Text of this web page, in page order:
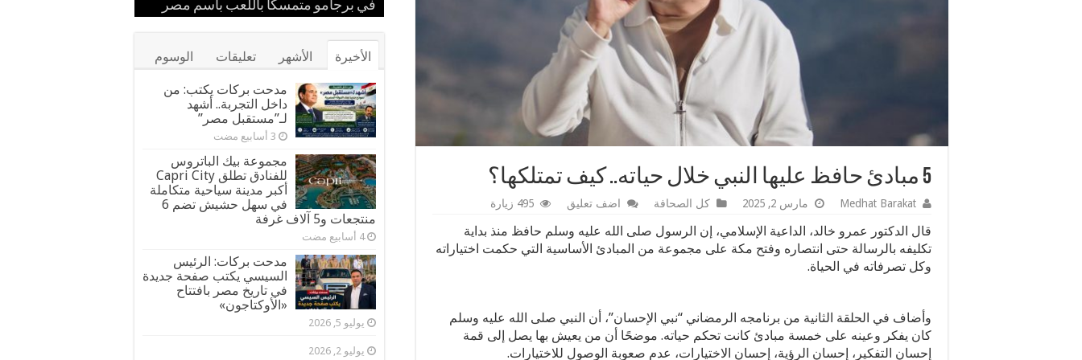
5 مبادئ حافظ عليها النبي خلال حياته.. كيف تمتلكها؟
Medhat Barakat مارس 2, 2025 كل الصحافة اضف تعليق 495 زيارة
قال الدكتور عمرو خالد، الداعية الإسلامي، إن الرسول صلى الله عليه وسلم حافظ منذ بداية
تكليفه بالرسالة حتى انتصاره وفتح مكة على مجموعة من المبادئ الأساسية التي حكمت اختياراته
وكل تصرفاته في الحياة.
وأضاف في الحلقة الثانية من برنامجه الرمضاني “نبي الإحسان”، أن النبي صلى الله عليه وسلم
كان يفكر وعينه على خمسة مبادئ كانت تحكم حياته. موضحًا أن من يعيش بها يصل إلى قمة
إحسان التفكير، إحسان الرؤية، إحسان الاختيارات، عدم صعوبة الوصول للاختيارات.
في برجامو متمسكًا باللعب باسم مصر
بحضور قيادات القبائل والعائلات المصرية
بطل إيران
في مهرجان كان
المستقبل
الأخيرة الأشهر تعليقات الوسوم
مدحت بركات يكتب: من
داخل التجربة.. أشهد
لـ”مستقبل مصر”
مجموعة بيك الباتروس
للفنادق تطلق Capri City
أكبر مدينة سياحية متكاملة
في سهل حشيش تضم 6
منتجعات و5 آلاف غرفة
مدحت بركات: الرئيس
السيسي يكتب صفحة جديدة
في تاريخ مصر بافتتاح
«الأوكتاجون»
يوليو 5, 2026
يوليو 2, 2026